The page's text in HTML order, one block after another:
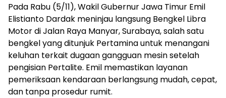
Pada Rabu (5/11), Wakil Gubernur Jawa Timur Emil
Elistianto Dardak meninjau langsung Bengkel Libra
Motor di Jalan Raya Manyar, Surabaya, salah satu
bengkel yang ditunjuk Pertamina untuk menangani
keluhan terkait dugaan gangguan mesin setelah
pengisian Pertalite. Emil memastikan layanan
pemeriksaan kendaraan berlangsung mudah, cepat,
dan tanpa prosedur rumit.